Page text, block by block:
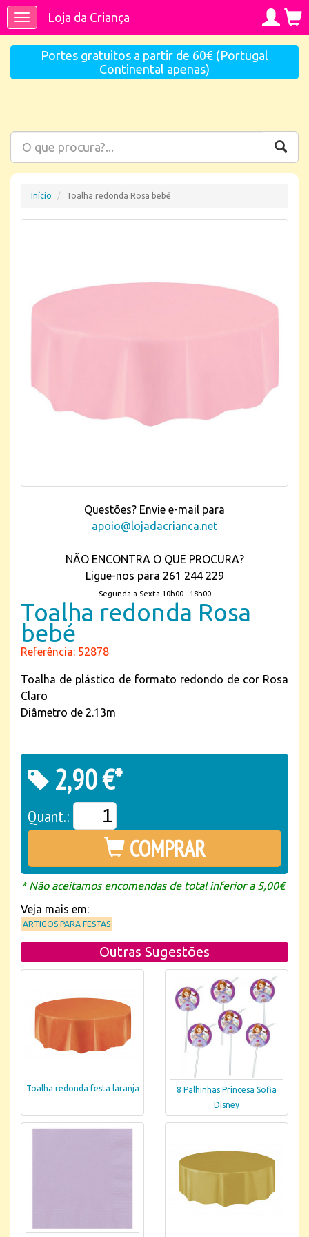
ToggleLoja da Criança
Portes gratuitos a partir de 60€ (Portugal
Continental apenas)
Início Toalha redonda Rosa bebé
Questões? Envie e-mail para
apoio@lojadacrianca.net
NÃO ENCONTRA O QUE PROCURA?
Ligue-nos para 261 244 229
Segunda a Sexta 10h00 - 18h00
Toalha redonda Rosa
bebé
Referência: 52878
Toalha de plástico de formato redondo de cor Rosa
Claro
Diâmetro de 2.13m
2,90 €*
Quant.:
COMPRAR
* Não aceitamos encomendas de total inferior a 5,00€
Veja mais em:
ARTIGOS PARA FESTAS
Outras Sugestões
Toalha redonda festa laranja
8 Palhinhas Princesa Sofia
Disney